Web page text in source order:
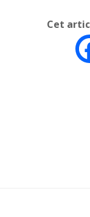
Cet